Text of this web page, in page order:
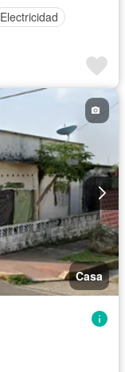
Electricidad
Casa